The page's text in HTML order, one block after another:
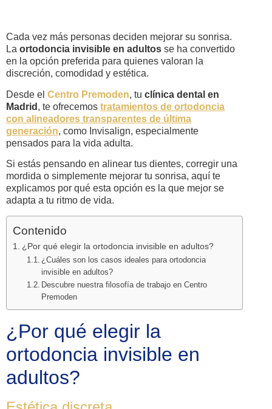
Cada vez más personas deciden mejorar su sonrisa.
La ortodoncia invisible en adultos se ha convertido
en la opción preferida para quienes valoran la
discreción, comodidad y estética.
Desde el Centro Premoden, tu clínica dental en
Madrid , te ofrecemos tratamientos de ortodoncia
con alineadores transparentes de última
generación, como Invisalign, especialmente
pensados para la vida adulta.
Si estás pensando en alinear tus dientes, corregir una
mordida o simplemente mejorar tu sonrisa, aquí te
explicamos por qué esta opción es la que mejor se
adapta a tu ritmo de vida.
Contenido
¿Por qué elegir la ortodoncia invisible en adultos?
¿Cuáles son los casos ideales para ortodoncia
invisible en adultos?
Descubre nuestra filosofía de trabajo en Centro
Premoden
¿Por qué elegir la
ortodoncia invisible en
adultos?